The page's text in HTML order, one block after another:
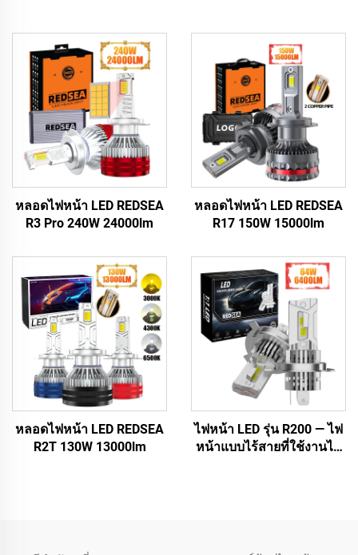
หลอดไฟหน้า LED REDSEA
R3 Pro 240W 24000lm
หลอดไฟหน้า LED REDSEA
R17 150W 15000lm
หลอดไฟหน้า LED REDSEA
R2T 130W 13000lm
ไฟหน้า LED รุ่น R200 — ไฟ
หน้าแบบไร้สายที่ใช้งานได้